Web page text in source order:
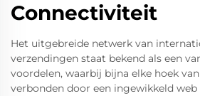
Connectiviteit
Het uitgebreide netwerk van
verzendingen staat bekend als een
voordelen, waarbij bijna elke hoek
verbonden door een ingewikkeld